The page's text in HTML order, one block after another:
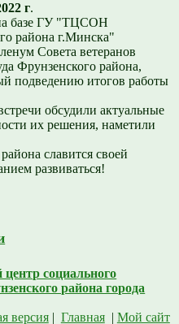
г.
базе ГУ "ТЦСОН
района г.Минска"
Совета ветеранов
Фрунзенского района,
подведению итогов работы
обсудили актуальные
их решения, наметили
славится своей
развиваться!
социального
района города
версия| Главная| Мой сайт